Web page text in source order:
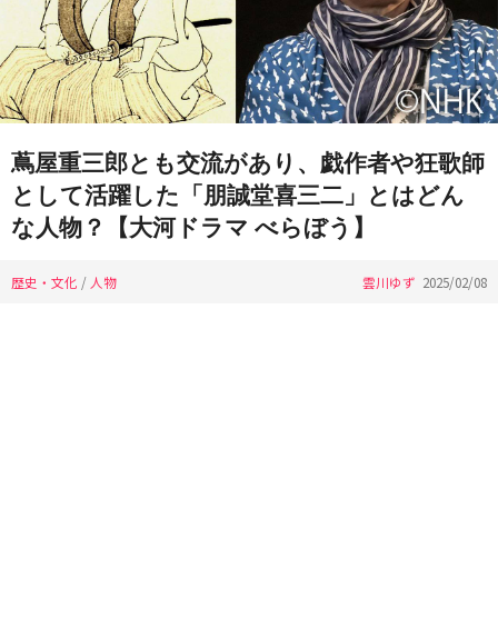
蔦屋重三郎とも交流があり、戯作者や狂歌師
として活躍した「朋誠堂喜三二」とはどん
な人物？【大河ドラマ べらぼう】
歴史・文化 / 人物 雲川ゆず 2025/02/08